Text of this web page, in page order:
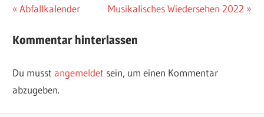
Beitragsnavigation
Vorheriger
Abfallkalender
Nächster
Musikalisches Wiedersehen 2022
Kommentar hinterlassen
Du musstangemeldet sein, um einen Kommentar
abzugeben.